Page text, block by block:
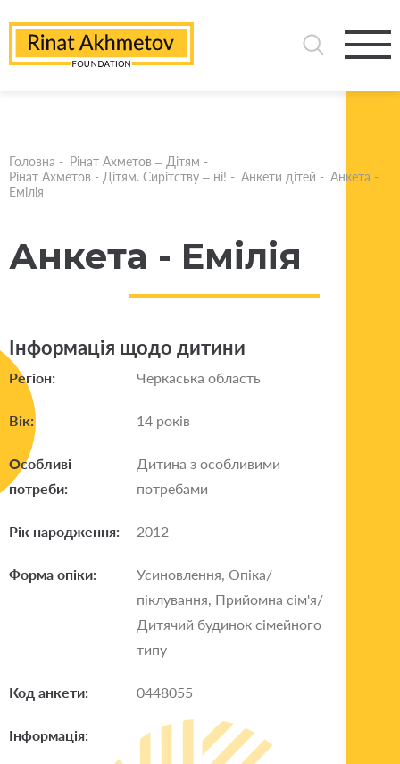
Головна - Рінат Ахметов – Дітям -
Рінат Ахметов - Дітям. Сирітству – ні! - Анкети дітей - Анкета -
Емілія
Анкета - Емілія
Інформація щодо дитини
Регіон: Черкаська область
Вік: 14 років
Особливі
потреби:
Дитина з особливими
потребами
Рік народження: 2012
Форма опіки:
Усиновлення, Опіка/
піклування, Прийомна сім'я/
Дитячий будинок сімейного
типу
Код анкети: 0448055
Інформація: